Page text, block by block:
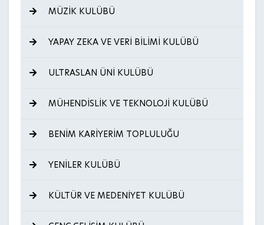
MÜZİK KULÜBÜ
YAPAY ZEKA VE VERİ BİLİMİ KULÜBÜ
ULTRASLAN ÜNİ KULÜBÜ
MÜHENDİSLİK VE TEKNOLOJİ KULÜBÜ
BENİM KARİYERİM TOPLULUĞU
YENİLER KULÜBÜ
KÜLTÜR VE MEDENİYET KULÜBÜ